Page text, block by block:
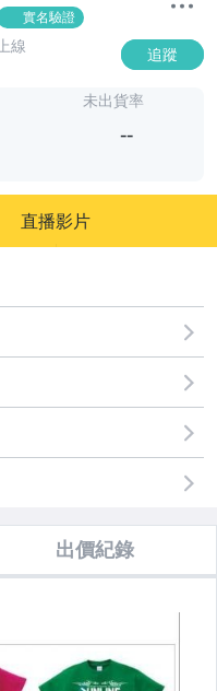
實名驗證
線 追蹤
未出貨率
--
直播影片
出價紀錄